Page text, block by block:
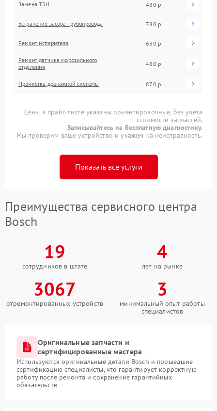
Замена ТЭН 480 р
Устранение засора трубопровода 780 р
Ремонт испарителя 630 р
Ремонт датчика морозильного
отделения
480 р
Прочистка дренажной системы 870 р
Цены в прайс-листе указаны ориентировочные, без учета
стоимости запчастей.
Записывайтесь на бесплатную диагностику.
Мы проверим ваше устройство и укажем на неисправность.
Показать все услуги
Преимущества сервисного центра
Bosch
19
сотрудников в штате
4
лет на рынке
3067
отремонтированных устройств
3
минимальный опыт работы
специалистов
Оригинальные запчасти и
сертифицированные мастера
Используются оригинальные детали Bosch и прошедшие
сертификацию специалисты, что гарантирует корректную
работу после ремонта и сохранение гарантийных
обязательств